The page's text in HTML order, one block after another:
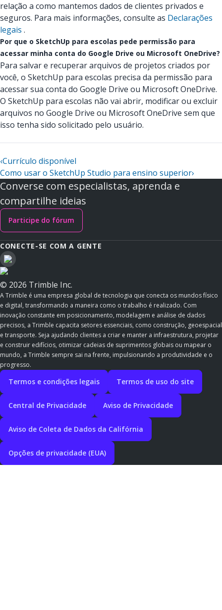
relação a como mantemos dados de clientes privados e
seguros. Para mais informações, consulte as Declarações
legais .
Por que o SketchUp para escolas pede permissão para
acessar minha conta do Google Drive ou Microsoft OneDrive?
Para salvar e recuperar arquivos de projetos criados por
você, o SketchUp para escolas precisa da permissão para
acessar sua conta do Google Drive ou Microsoft OneDrive.
O SketchUp para escolas não vai abrir, modificar ou excluir
arquivos no Google Drive ou Microsoft OneDrive sem que
isso tenha sido solicitado pelo usuário.
‹Currículo disponível
Como usar o SketchUp Studio para ensino superior›
Converse com especialistas, aprenda e
compartilhe ideias
Participe do fórum
CONECTE-SE COM A GENTE
© 2026 Trimble Inc.
A Trimble é uma empresa global de tecnologia que conecta os mundos físico
e digital, transformando a maneira como o trabalho é realizado. Com
inovação constante em posicionamento, modelagem e análise de dados
precisos, a Trimble capacita setores essenciais, como construção, geoespacial
e transporte. Seja ajudando clientes a criar e manter a infraestrutura, projetar
e construir edifícios, otimizar cadeias de suprimentos globais ou mapear o
mundo, a Trimble sempre sai na frente, impulsionando a produtividade e o
progresso.
Termos e condições legais Termos de uso do site
Central de Privacidade Aviso de Privacidade
Aviso de Coleta de Dados da Califórnia
Opções de privacidade (EUA)